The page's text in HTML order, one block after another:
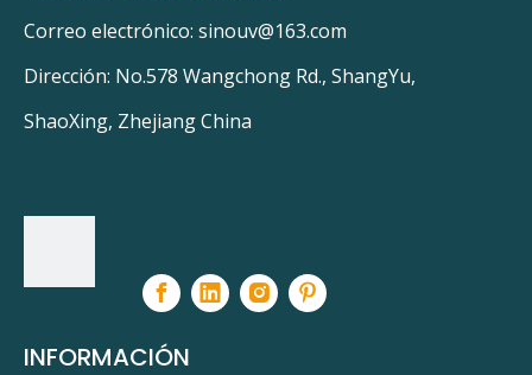
Master Water Conditioning Corporation HIMSV-7
Maestro Agua HIMSV-10
Neptuno Tri-8
Correo electrónico: sinouv@163.com
Dirección: No.578 Wangchong Rd., ShangYu,
ShaoXing, Zhejiang China
INFORMACIÓN